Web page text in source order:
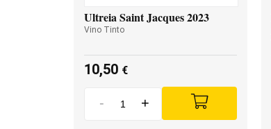
Ultreia Saint Jacques 2023
Vino Tinto
10,50 €
- +